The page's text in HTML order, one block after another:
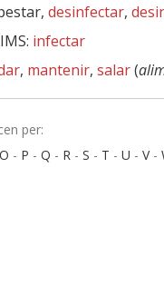
desinfectar,
infectar
, mantenir, salar(
per:
O - P - Q - R - S - T - U - V-